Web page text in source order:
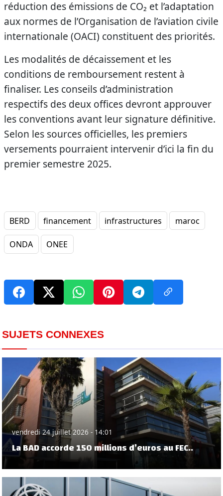
réduction des émissions de CO₂ et l’adaptation
aux normes de l’Organisation de l’aviation civile
internationale (OACI) constituent des priorités.
Les modalités de décaissement et les
conditions de remboursement restent à
finaliser. Les conseils d’administration
respectifs des deux offices devront approuver
les conventions avant leur signature définitive.
Selon les sources officielles, les premiers
versements pourraient intervenir d’ici la fin du
premier semestre 2025.
BERD financement infrastructures maroc
ONDA ONEE
SUJETS CONNEXES
vendredi 24 juillet 2026 - 14:01
La BAD accorde 150 millions d’euros au FEC..